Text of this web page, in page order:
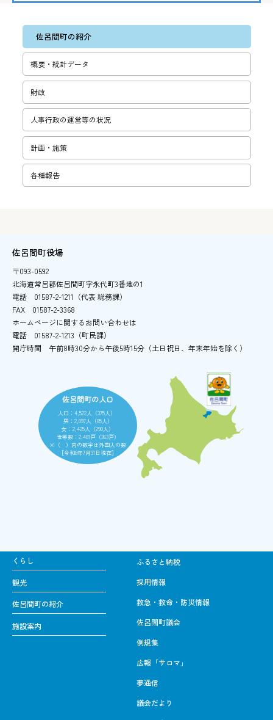
佐呂間町の紹介
概要・統計データ
財政
人事行政の運営等の状況
計画・施策
各種報告
佐呂間町役場
〒093-0592
北海道常呂郡佐呂間町字永代町3番地の1
電話
01587-2-1211（代表 総務課）
FAX
01587-2-3368
ホームページに関するお問い合わせは
電話
01587-2-1213（町民課）
開庁時間
午前8時30分から午後5時15分 （土日祝日、年末年始を除く）
佐呂間町の人口
人口：4,522人（375人）
男：2,097人（85人）
女：2,425人（290人）
世帯数：2,481戸（363戸）
※（ ）内の数字は外国人の数
［令和8年7月31日現在］
くらし
観光
佐呂間町の紹介
施設案内
ふるさと納税
採用情報
救急・救命・防災情報
佐呂間町議会
例規集
広報「サロマ」
夢通信
議会だより